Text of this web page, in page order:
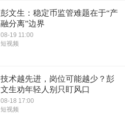
彭文生：稳定币监管难题在于“产
融分离”边界
08-19 11:00
短视频
技术越先进，岗位可能越少？彭
文生劝年轻人别只盯风口
08-18 17:00
短视频